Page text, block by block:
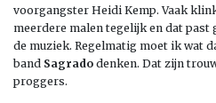
voorgangster Heidi Kemp. Vaak
meerdere malen tegelijk en dat
de muziek. Regelmatig moet ik wat
band Sagrado denken. Dat zijn
proggers.